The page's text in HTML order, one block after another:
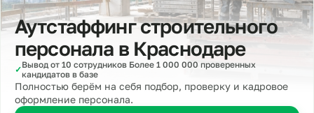
Аутстаффинг строительного
персонала в Краснодаре
✓Вывод от 10 сотрудников Более 1 000 000 проверенных
кандидатов в базе
Полностью берём на себя подбор, проверку и кадровое
оформление персонала.